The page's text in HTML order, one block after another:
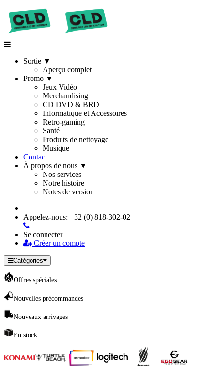
Sortie ▼
Aperçu complet
Promo ▼
Jeux Vidéo
Merchandising
CD DVD & BRD
Informatique et Accessoires
Retro-gaming
Santé
Produits de nettoyage
Musique
Contact
À propos de nous ▼
Nos services
Notre histoire
Notes de version
Appelez-nous: +32 (0) 818-302-02
Se connecter
Créer un compte
Catégories
Offres spéciales
Nouvelles précommandes
Nouveaux arrivages
En stock